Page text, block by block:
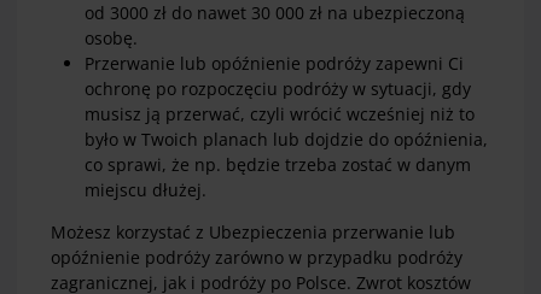
od 3000 zł do nawet 30 000 zł na ubezpieczoną
osobę.
Przerwanie lub opóźnienie podróży zapewni Ci
ochronę po rozpoczęciu podróży w sytuacji, gdy
musisz ją przerwać, czyli wrócić wcześniej niż to
było w Twoich planach lub dojdzie do opóźnienia,
co sprawi, że np. będzie trzeba zostać w danym
miejscu dłużej.
Możesz korzystać z Ubezpieczenia przerwanie lub
opóźnienie podróży zarówno w przypadku podróży
zagranicznej, jak i podróży po Polsce. Zwrot kosztów